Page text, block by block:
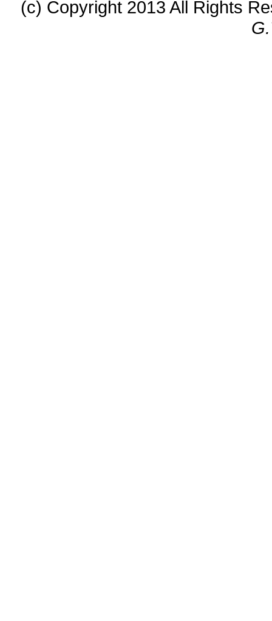
(c) Copyright 2013 All Rights